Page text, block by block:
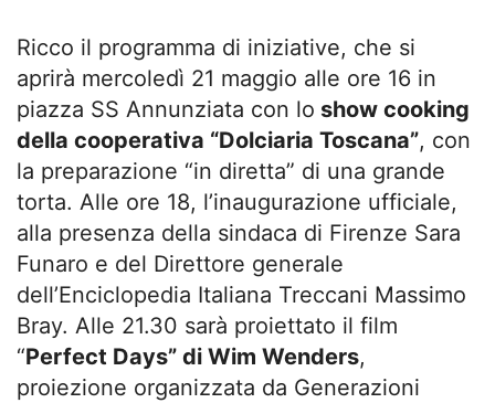
Ricco il programma di iniziative, che si
aprirà mercoledì 21 maggio alle ore 16 in
piazza SS Annunziata con lo show cooking
della cooperativa “Dolciaria Toscana”, con
la preparazione “in diretta” di una grande
torta. Alle ore 18, l’inaugurazione ufficiale,
alla presenza della sindaca di Firenze Sara
Funaro e del Direttore generale
dell’Enciclopedia Italiana Treccani Massimo
Bray. Alle 21.30 sarà proiettato il film
“Perfect Days” di Wim Wenders,
proiezione organizzata da Generazioni